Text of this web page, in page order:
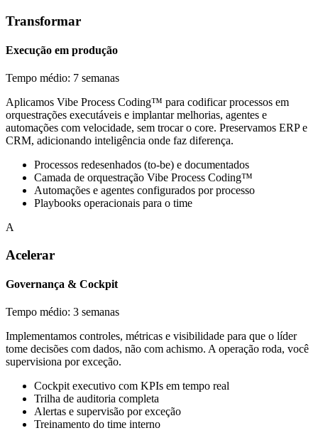
Transformar
Execução em produção
Tempo médio: 7 semanas
Aplicamos Vibe Process Coding™ para codificar processos em
orquestrações executáveis e implantar melhorias, agentes e
automações com velocidade, sem trocar o core. Preservamos ERP e
CRM, adicionando inteligência onde faz diferença.
Processos redesenhados (to-be) e documentados
Camada de orquestração Vibe Process Coding™
Automações e agentes configurados por processo
Playbooks operacionais para o time
A
Acelerar
Governança & Cockpit
Tempo médio: 3 semanas
Implementamos controles, métricas e visibilidade para que o líder
tome decisões com dados, não com achismo. A operação roda, você
supervisiona por exceção.
Cockpit executivo com KPIs em tempo real
Trilha de auditoria completa
Alertas e supervisão por exceção
Treinamento do time interno